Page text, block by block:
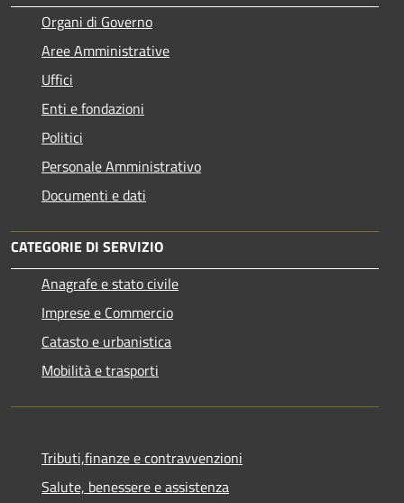
Organi di Governo
Aree Amministrative
Uffici
Enti e fondazioni
Politici
Personale Amministrativo
Documenti e dati
CATEGORIE DI SERVIZIO
Anagrafe e stato civile
Imprese e Commercio
Catasto e urbanistica
Mobilità e trasporti
Tributi,finanze e contravvenzioni
Salute, benessere e assistenza